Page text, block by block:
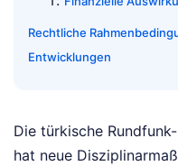
Rechtliche
Entwicklungen
Die türkische
hat neue